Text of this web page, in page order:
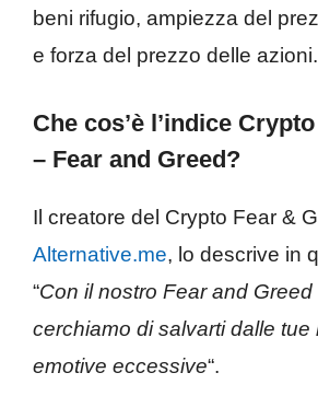
beni rifugio, ampiezza del
e forza del prezzo delle azioni.
Che cos’è l’indice
– Fear and Greed?
Il creatore del Crypto Fear &
Alternative.me, lo descrive in
“Con il nostro Fear and Greed
cerchiamo di salvarti dalle tue
emotive eccessive“.